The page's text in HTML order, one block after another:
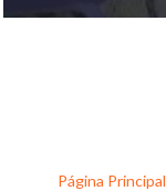
Página Principal